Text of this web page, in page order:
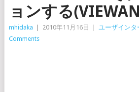
ョンする
mhidaka 2010年11月16日 ユーザインタ
Comments